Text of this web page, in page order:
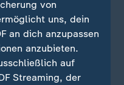
eins. Er wird auf der
von
von Anfang
von
uns, dein
an dich anzupassen
anzubieten.
auf
Streaming, der